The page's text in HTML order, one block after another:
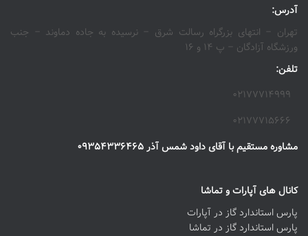
آدرس:
تهران – انتهای بزرگراه رسالت شرق – نرسیده به جاده دماوند – جنب
ورزشگاه آزادگان – پ ۱۴ و ۱۶
تلفن:
۰۲۱۷۷۷۱۴۹۹۹
۰۲۱۷۷۷۱۵۶۶۶
مشاوره مستقیم با آقای داود شمس آذر ۰۹۳۵۴۳۳۶۴۶۵
کانال های آپارات و تماشا
پارس استاندارد گاز در آپارات
پارس استاندارد گاز در تماشا